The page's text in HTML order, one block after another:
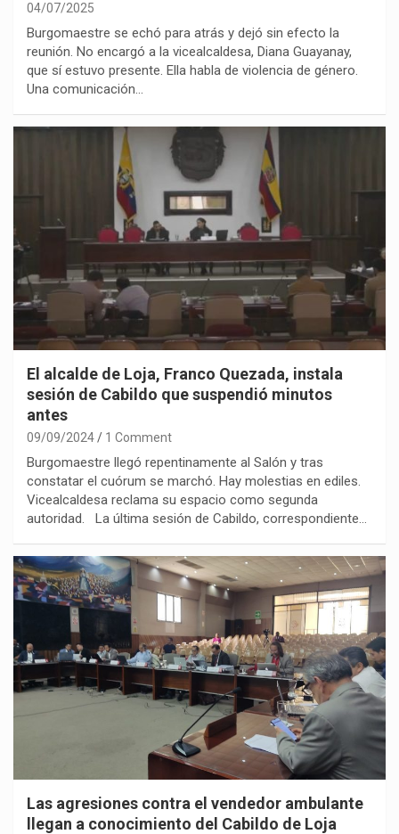
04/07/2025
Burgomaestre se echó para atrás y dejó sin efecto la
reunión. No encargó a la vicealcaldesa, Diana Guayanay,
que sí estuvo presente. Ella habla de violencia de género.
Una comunicación…
El alcalde de Loja, Franco Quezada, instala
sesión de Cabildo que suspendió minutos
antes
09/09/2024 1 Comment
Burgomaestre llegó repentinamente al Salón y tras
constatar el cuórum se marchó. Hay molestias en ediles.
Vicealcaldesa reclama su espacio como segunda
autoridad. La última sesión de Cabildo, correspondiente…
Las agresiones contra el vendedor ambulante
llegan a conocimiento del Cabildo de Loja